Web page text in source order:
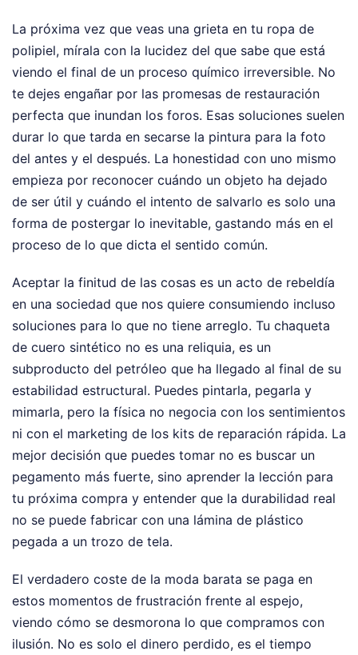
La próxima vez que veas una grieta en tu ropa de
polipiel, mírala con la lucidez del que sabe que está
viendo el final de un proceso químico irreversible. No
te dejes engañar por las promesas de restauración
perfecta que inundan los foros. Esas soluciones suelen
durar lo que tarda en secarse la pintura para la foto
del antes y el después. La honestidad con uno mismo
empieza por reconocer cuándo un objeto ha dejado
de ser útil y cuándo el intento de salvarlo es solo una
forma de postergar lo inevitable, gastando más en el
proceso de lo que dicta el sentido común.
Aceptar la finitud de las cosas es un acto de rebeldía
en una sociedad que nos quiere consumiendo incluso
soluciones para lo que no tiene arreglo. Tu chaqueta
de cuero sintético no es una reliquia, es un
subproducto del petróleo que ha llegado al final de su
estabilidad estructural. Puedes pintarla, pegarla y
mimarla, pero la física no negocia con los sentimientos
ni con el marketing de los kits de reparación rápida. La
mejor decisión que puedes tomar no es buscar un
pegamento más fuerte, sino aprender la lección para
tu próxima compra y entender que la durabilidad real
no se puede fabricar con una lámina de plástico
pegada a un trozo de tela.
El verdadero coste de la moda barata se paga en
estos momentos de frustración frente al espejo,
viendo cómo se desmorona lo que compramos con
ilusión. No es solo el dinero perdido, es el tiempo